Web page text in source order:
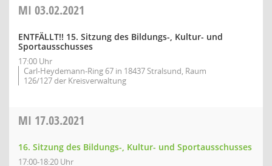
MI 03.02.2021
ENTFÄLLT!! 15. Sitzung des Bildungs-, Kultur- und
Sportausschusses
17:00 Uhr
Carl-Heydemann-Ring 67 in 18437 Stralsund, Raum
126/127 der Kreisverwaltung
MI 17.03.2021
16. Sitzung des Bildungs-, Kultur- und Sportausschusses
17:00-18:20 Uhr